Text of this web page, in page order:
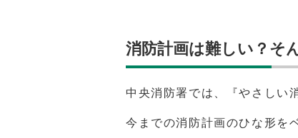
消防計画は難しい？そ
中央消防署では、『やさしい
今までの消防計画のひな形を